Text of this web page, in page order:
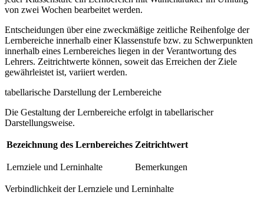
von zwei Wochen bearbeitet werden.
Entscheidungen über eine zweckmäßige zeitliche Reihenfolge der
Lernbereiche innerhalb einer Klassenstufe bzw. zu Schwerpunkten
innerhalb eines Lernbereiches liegen in der Verantwortung des
Lehrers. Zeitrichtwerte können, soweit das Erreichen der Ziele
gewährleistet ist, variiert werden.
tabellarische Darstellung der Lernbereiche
Die Gestaltung der Lernbereiche erfolgt in tabellarischer
Darstellungsweise.
Bezeichnung des Lernbereiches Zeitrichtwert
Lernziele und Lerninhalte Bemerkungen
Verbindlichkeit der Lernziele und Lerninhalte